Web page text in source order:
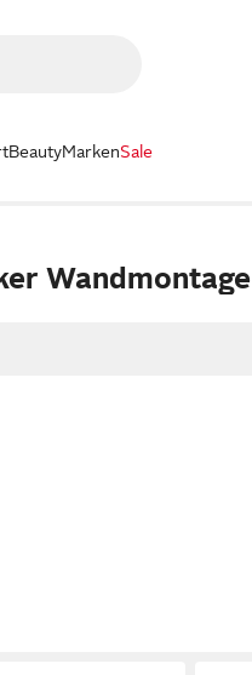
BeautyMarkenSale
Wandmontage